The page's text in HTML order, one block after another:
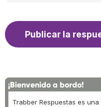
¡Bienvenido a bordo!
Trabber Respuestas es una